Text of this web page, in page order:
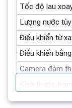
xoay mở rộng
dàng, làm
khó tiếp cận
Tốc độ lau
Lượng nước
Điều khiển từ xa
Điều khiển
Camera đàm
Kích thước